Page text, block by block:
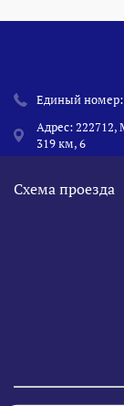
Единый номер:
Адрес:
319 км, 6
Схема проезда